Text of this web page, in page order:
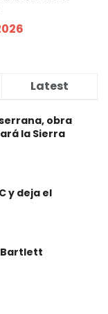
Latest
obra
la Sierra
y deja el
Bartlett